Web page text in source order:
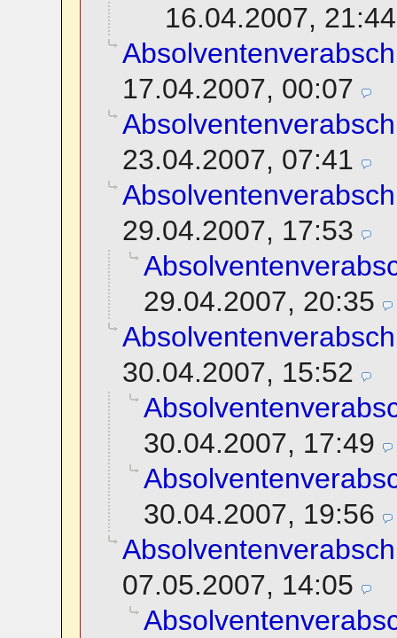
16.04.2007, 21:44
17.04.2007, 00:07
23.04.2007, 07:41
29.04.2007, 17:53
29.04.2007, 20:35
30.04.2007, 15:52
30.04.2007, 17:49
30.04.2007, 19:56
07.05.2007, 14:05